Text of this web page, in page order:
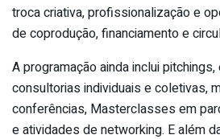
troca criativa, profissionalização e
de coprodução, financiamento e
A programação ainda inclui
consultorias individuais e coletivas,
conferências, Masterclasses em
e atividades de networking. E além